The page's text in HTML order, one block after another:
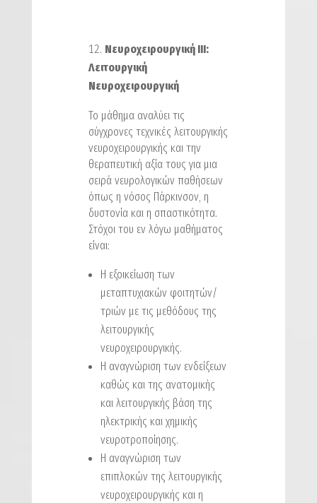
Νευροχειρουργική ΙΙΙ:
Λειτουργική
Νευροχειρουργική
Το μάθημα αναλύει τις
σύγχρονες τεχνικές λειτουργικής
νευροχειρουργικής και την
θεραπευτική αξία τους για μια
σειρά νευρολογικών παθήσεων
όπως η νόσος Πάρκινσον, η
δυστονία και η σπαστικότητα.
Στόχοι του εν λόγω μαθήματος
είναι:
H εξοικείωση των
μεταπτυχιακών φοιτητών/
τριών με τις μεθόδους της
λειτουργικής
νευροχειρουργικής.
Η αναγνώριση των ενδείξεων
καθώς και της ανατομικής
και λειτουργικής βάση της
ηλεκτρικής και χημικής
νευροτροποίησης.
Η αναγνώριση των
επιπλοκών της λειτουργικής
νευροχειρουργικής και η